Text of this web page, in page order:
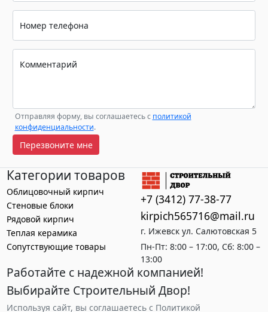
Номер телефона
Комментарий
Отправляя форму, вы соглашаетесь с политикой
конфиденциальности.
Перезвоните мне
Работайте с надежной компанией!
Выбирайте Строительный Двор!
Используя сайт, вы соглашаетесь с Политикой
Категории товаров
Облицовочный кирпич
Стеновые блоки
Рядовой кирпич
Теплая керамика
Сопутствующие товары
+7 (3412) 77-38-77
kirpich565716@mail.ru
г. Ижевск ул. Салютовская 5
Пн-Пт: 8:00 – 17:00, Сб: 8:00 –
13:00